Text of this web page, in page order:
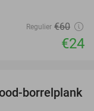
Regulier €60
€24
21%
borrelplank